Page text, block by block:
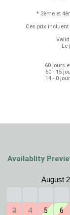
* 3ème et
Ces prix incluent
Le
60 jours
60 - 15
14 - 0
Availablity
3
4 5 6